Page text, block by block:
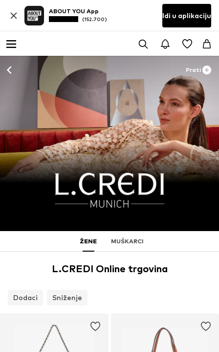
ABOUT YOU App
(152.700) Idi u aplikaciju
Prati
ŽENE MUŠKARCI
L.CREDI Online trgovina
Dodaci Sniženje